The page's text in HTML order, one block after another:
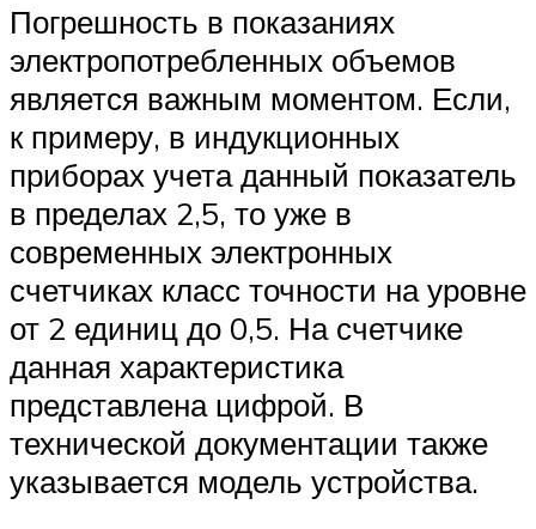
Погрешность в показаниях
электропотребленных объемов
является важным моментом. Если,
к примеру, в индукционных
приборах учета данный показатель
в пределах 2,5, то уже в
современных электронных
счетчиках класс точности на уровне
от 2 единиц до 0,5. На счетчике
данная характеристика
представлена цифрой. В
технической документации также
указывается модель устройства.